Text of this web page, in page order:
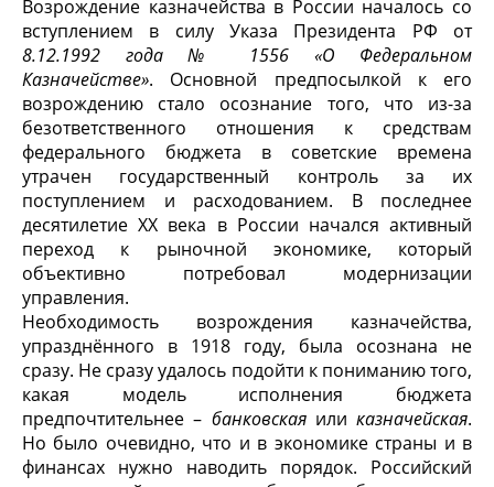
Возрождение казначейства в России началось со
вступлением в силу Указа Президента РФ от
8.12.1992 года № 1556 «О Федеральном
Казначействе». Основной предпосылкой к его
возрождению стало осознание того, что из-за
безответственного отношения к средствам
федерального бюджета в советские времена
утрачен государственный контроль за их
поступлением и расходованием. В последнее
десятилетие XX века в России начался активный
переход к рыночной экономике, который
объективно потребовал модернизации
управления.
Необходимость возрождения казначейства,
упразднённого в 1918 году, была осознана не
сразу. Не сразу удалось подойти к пониманию того,
какая модель исполнения бюджета
предпочтительнее – банковскаяили казначейская.
Но было очевидно, что и в экономике страны и в
финансах нужно наводить порядок. Российский